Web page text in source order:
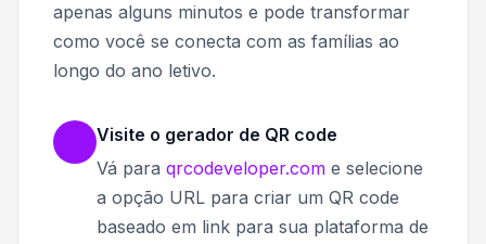
apenas alguns minutos e pode transformar
como você se conecta com as famílias ao
longo do ano letivo.
Visite o gerador de QR code
Vá para qrcodeveloper.com e selecione
a opção URL para criar um QR code
baseado em link para sua plataforma de